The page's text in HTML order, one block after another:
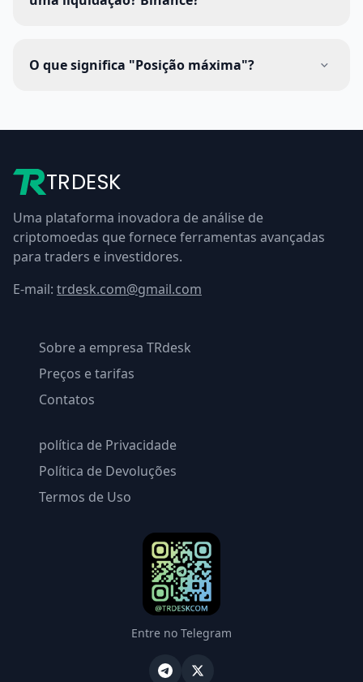
O que significa "Posição máxima"?
TRDESK
Uma plataforma inovadora de análise de
criptomoedas que fornece ferramentas avançadas
para traders e investidores.
E-mail: trdesk.com@gmail.com
Sobre a empresa TRdesk
Preços e tarifas
Contatos
política de Privacidade
Política de Devoluções
Termos de Uso
Entre no Telegram